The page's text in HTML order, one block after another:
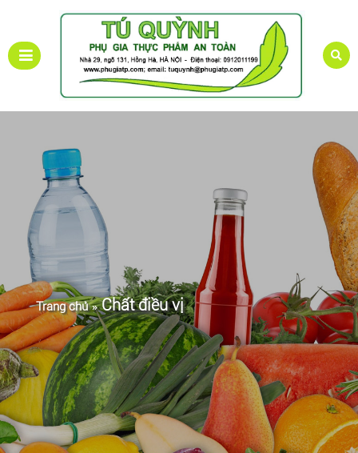
Trang chủ » Chất điều vị